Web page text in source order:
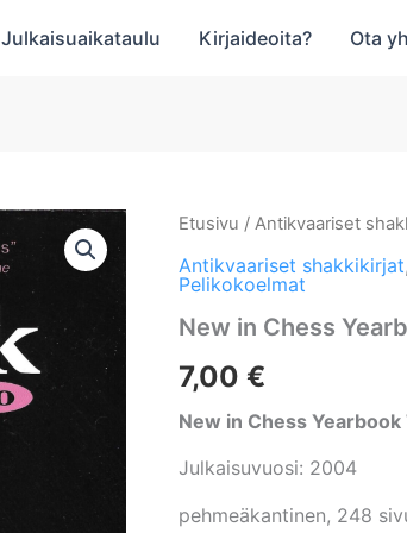
Julkaisuaikataulu Kirjaideoita? Ota
Etusivu /Antikvaariset
Antikvaariset shakkikirjat
Pelikokoelmat
New in Chess
7,00€
New in Chess Yearbook
Julkaisuvuosi: 2004
pehmeäkantinen, 248